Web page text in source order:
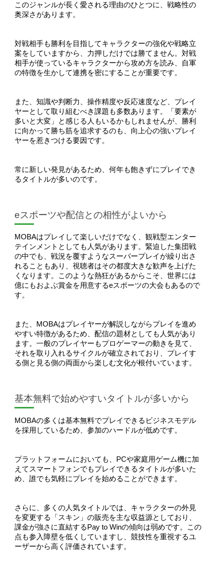
このジャンルが長く愛される理由のひとつに、戦略性の
奥深さがあります。
対戦相手も勝利を目指してキャラクターの強化や戦略立
案をしていますから、力押しだけでは勝てません。対戦
相手が使っているキャラクターから攻め方を読み、自軍
の特徴を生かして連携を密にすることが重要です。
また、知識や判断力、操作精度や反応速度など、プレイ
ヤーとして取り組むべき課題も多数あります。「要素が
多いと大変」と感じる人もいるかもしれませんが、勝利
に向かって勝ち筋を追求するのも、向上心の強いプレイ
ヤーを惹きつける要因です。
常に新しい発見があるため、何年も飽きずにプレイでき
るタイトルが多いのです。
eスポーツや配信との相性がよいから
MOBAはプレイして楽しいだけでなく、観戦型エンター
テインメントとしても人気があります。緊迫した集団戦
の中でも、戦況を覆すようなスーパープレイが繰り出さ
れることもあり、視聴者はその都度大きな歓声を上げた
くなります。このような熱狂があるからこそ、世界には
億にもおよぶ賞金を用意するeスポーツの大会もあるので
す。
また、MOBAはプレイヤーが解説しながらプレイを進め
やすい特徴があるため、配信の題材としても人気があり
ます。一般のプレイヤーもプロゲーマーの動きを見て、
それを取り入れるサイクルが確立されており、プレイす
る側と見る側の両面から楽しむ文化が根付いています。
基本無料で始めやすいタイトルが多いから
MOBAの多くは基本無料でプレイできるビジネスモデル
を採用しているため、参加のハードルが低めです。
プラットフォームにおいても、PCや家庭用ゲーム機に加
えてスマートフォンでもプレイできるタイトルが多いた
め、誰でも気軽にプレイを始めることができます。
さらに、多くの人気タイトルでは、キャラクターの外見
を変更する「スキン」の販売を主な収益源としており、
課金が強さに直結するPay to Winの傾向は弱めです。この
点も参入障壁を低くしていますし、競技性を重視するユ
ーザーから高く評価されています。